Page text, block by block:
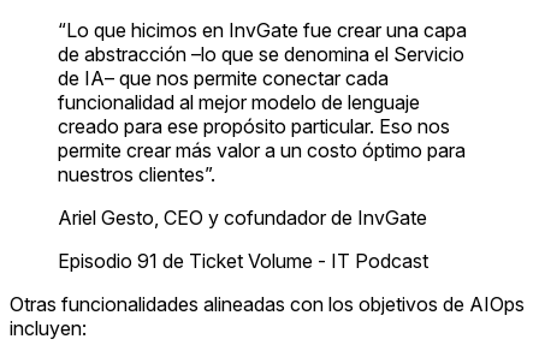
“Lo que hicimos en InvGate fue crear una capa
de abstracción –lo que se denomina el Servicio
de IA– que nos permite conectar cada
funcionalidad al mejor modelo de lenguaje
creado para ese propósito particular. Eso nos
permite crear más valor a un costo óptimo para
nuestros clientes”.
Ariel Gesto, CEO y cofundador de InvGate
Episodio 91 de Ticket Volume - IT Podcast
Otras funcionalidades alineadas con los objetivos de AIOps
incluyen: